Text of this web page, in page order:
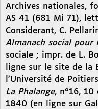
Archives nationales,
AS 41 (681 Mi 71),
Considerant, C.
Almanach social pour
sociale ; impr. de L.
ligne sur le site de la
l’Université de
La Phalange, n°16, 10
1840 (en ligne sur